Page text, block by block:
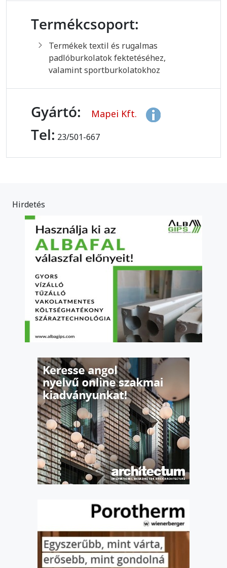
Termékcsoport:
Termékek textil és rugalmas
padlóburkolatok fektetéséhez,
valamint sportburkolatokhoz
Gyártó: Mapei Kft.
Tel: 23/501-667
Hirdetés